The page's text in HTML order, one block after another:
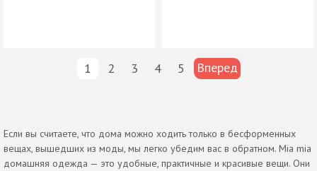
1 2 3 4 5 Вперед
Если вы считаете, что дома можно ходить только в бесформенных
вещах, вышедших из моды, мы легко убедим вас в обратном. Mia mia
домашняя одежда — это удобные, практичные и красивые вещи. Они